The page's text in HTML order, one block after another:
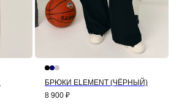
БРЮКИ ELEMENT (ЧЁРНЫЙ)
8 900 ₽